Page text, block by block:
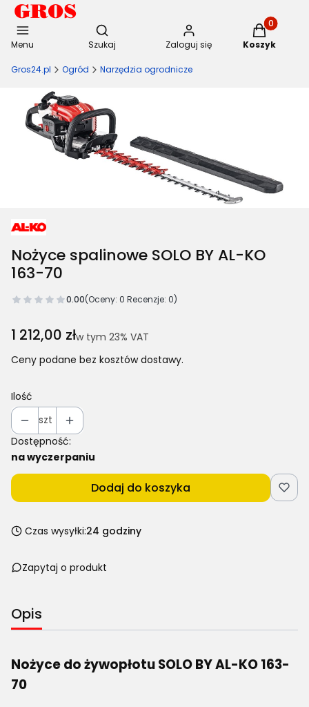
Menu
Otwórz wyszukiwarkę
Szukaj Zaloguj się
Produkty
Koszyk
Gros24.pl Ogród Narzędzia ogrodnicze
Nożyce spalinowe SOLO BY AL-KO
163-70
0.00(Oceny: 0 Recenzje: 0)
Cena
1 212,00 złw tym 23% VAT
w tym 23% VAT
Ceny podane bez kosztów dostawy.
Ilość
szt
Dostępność:
na wyczerpaniu
Dodaj do koszyka
Czas wysyłki:24 godziny
Zapytaj o produkt
Opis
Nożyce do żywopłotu SOLO BY AL-KO 163-
70